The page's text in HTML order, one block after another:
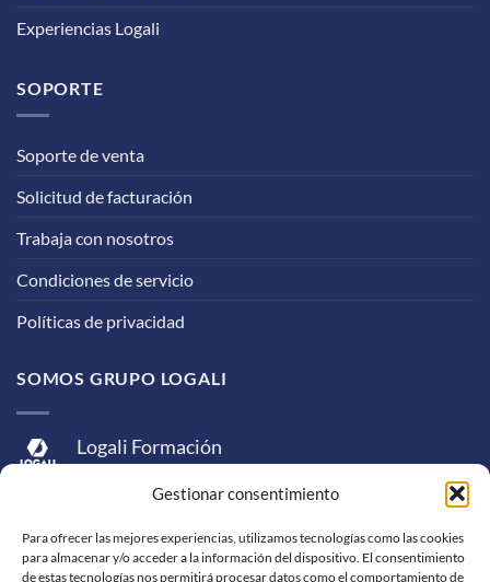
Gestionar consentimiento
Para ofrecer las mejores experiencias, utilizamos tecnologías como las cookies
para almacenar y/o acceder a la información del dispositivo. El consentimiento
de estas tecnologías nos permitirá procesar datos como el comportamiento de
Experiencias Logali
SOPORTE
Soporte de venta
Solicitud de facturación
Trabaja con nosotros
Condiciones de servicio
Políticas de privacidad
SOMOS GRUPO LOGALI
Logali Formación
Logali Consultoría
Logali Ingeniería